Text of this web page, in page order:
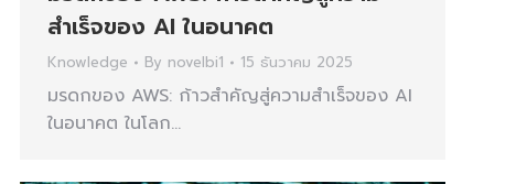
สำเร็จของ AI ในอนาคต
Knowledge By novelbi1 15 ธันวาคม 2025
มรดกของ AWS: ก้าวสำคัญสู่ความสำเร็จของ AI
ในอนาคต ในโลก…